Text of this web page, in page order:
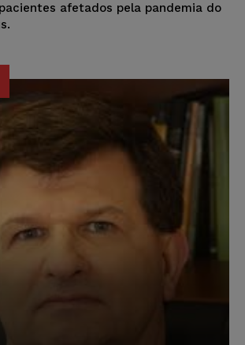
afetados pela pandemia do